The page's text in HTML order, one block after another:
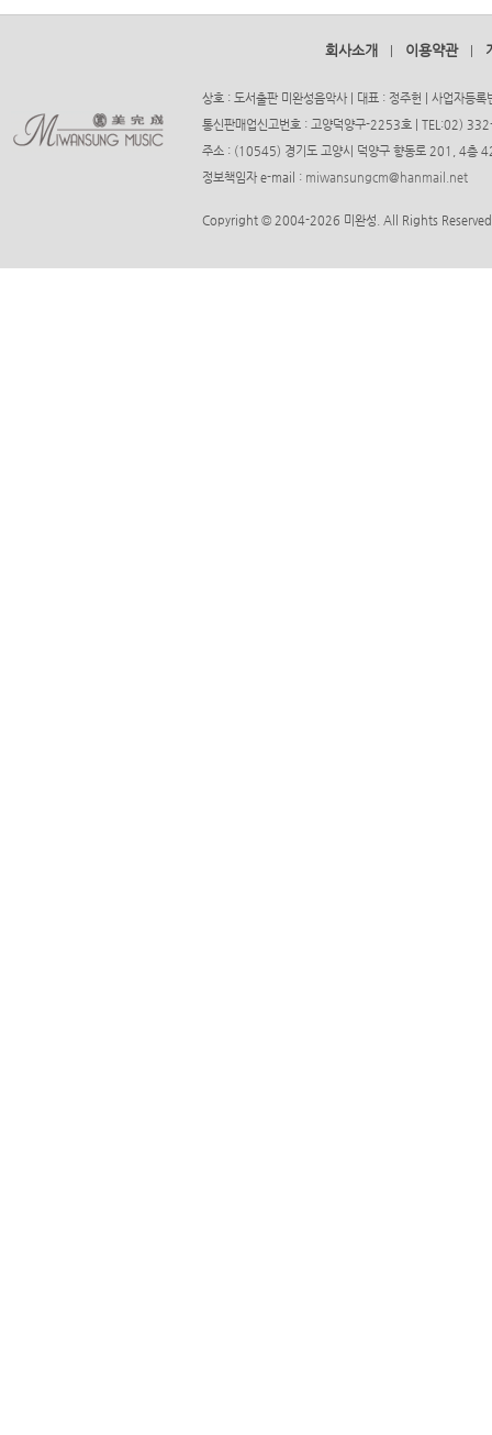
회사소개 이용약관
상호 : 도서출판 미완성음악사 | 대표 : 정주헌 | 사업자등
통신판매업신고번호 : 고양덕양구-2253호 | TEL:02)
주소 : (10545) 경기도 고양시 덕양구 향동로 201, 4층
정보책임자 e-mail : miwansungcm@hanmail.net
Copyright © 2004-2026 미완성. All Rights